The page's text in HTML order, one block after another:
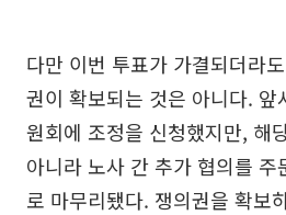
다만 이번 투표가 가결되더라
권이 확보되는 것은 아니다. 앞
원회에 조정을 신청했지만, 해
아니라 노사 간 추가 협의를 주
로 마무리됐다. 쟁의권을 확보